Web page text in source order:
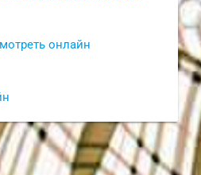
онлайн